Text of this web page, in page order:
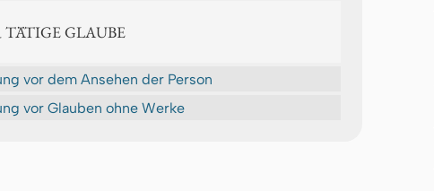
GLAUBE
vor dem Ansehen der Person
vor Glauben ohne Werke